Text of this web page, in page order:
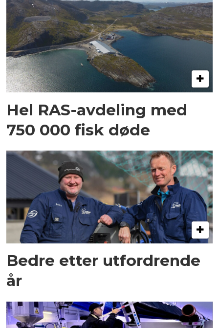
Hel RAS-avdeling med
750 000 fisk døde
Bedre etter utfordrende
år